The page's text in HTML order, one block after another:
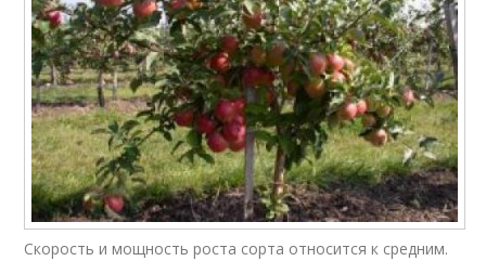
Скорость и мощность роста сорта относится к средним.